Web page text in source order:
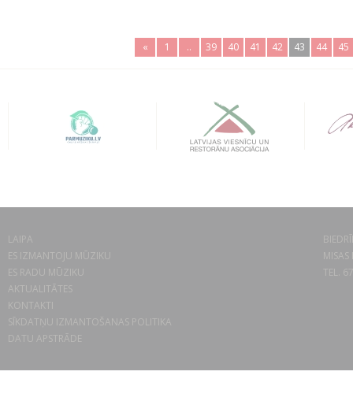
« 1 .. 39 40 41 42 43 44 45
LAIPA
ES IZMANTOJU MŪZIKU
ES RADU MŪZIKU
AKTUALITĀTES
KONTAKTI
SĪKDATŅU IZMANTOŠANAS POLITIKA
DATU APSTRĀDE
TEL.